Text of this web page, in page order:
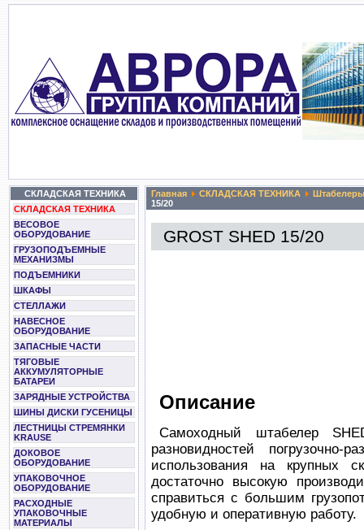
СКЛАДСКАЯ ТЕХНИКА
СКЛАДСКАЯ ТЕХНИКА
ВЕСОВОЕ
ОБОРУДОВАНИЕ
ГРУЗОПОДЪЕМНЫЕ
МЕХАНИЗМЫ
ПОДЪЕМНИКИ
ШКАФЫ
СТЕЛЛАЖИ
НАВЕСНОЕ
ОБОРУДОВАНИЕ
ЗАПАСНЫЕ ЧАСТИ
ТЯГОВЫЕ
АККУМУЛЯТОРНЫЕ
БАТАРЕИ
ЗАРЯДНЫЕ УСТРОЙСТВА
ШИНЫ ДИСКИ ГУСЕНИЦЫ
ЛЕСТНИЦЫ СТРЕМЯНКИ
KRAUSE
ДОКОВОЕ
ОБОРУДОВАНИЕ
УПАКОВОЧНОЕ
ОБОРУДОВАНИЕ
РАСХОДНЫЕ
УПАКОВОЧНЫЕ
МАТЕРИАЛЫ
Главная СКЛАДСКАЯ ТЕХНИКА
Штабелеры
15/20
GROST SHED 15/20
Описание
Самоходный штабелер
разновидностей погрузочно-
использования на крупных
достаточно высокую
справиться с большим
удобную и оперативную работу.